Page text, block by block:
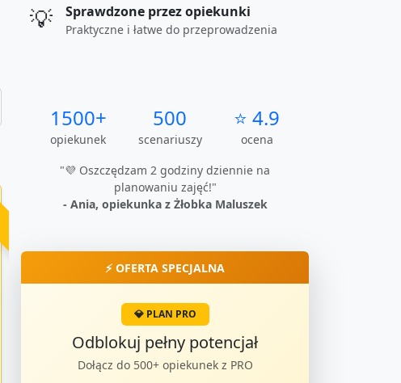
💡 Sprawdzone przez opiekunki
Praktyczne i łatwe do przeprowadzenia
1500+
opiekunek
500
scenariuszy
⭐ 4.9
ocena
"💜 Oszczędzam 2 godziny dziennie na
planowaniu zajęć!"
- Ania, opiekunka z Żłobka Maluszek
⚡ OFERTA SPECJALNA
💎 PLAN PRO
Odblokuj pełny potencjał
Dołącz do 500+ opiekunek z PRO